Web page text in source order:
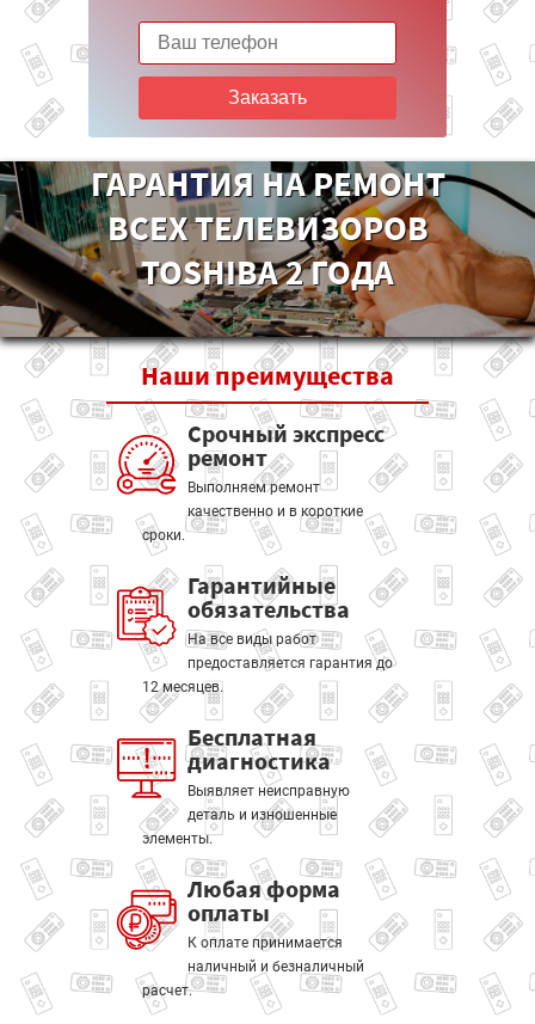
Заказать
ГАРАНТИЯ НА РЕМОНТ
ВСЕХ ТЕЛЕВИЗОРОВ
TOSHIBA 2 ГОДА
Нашипреимущества
Срочный экспресс
ремонт
Выполняем ремонт
качественно и в короткие
сроки.
Гарантийные
обязательства
На все виды работ
предоставляется гарантия до
12 месяцев.
Бесплатная
диагностика
Выявляет неисправную
деталь и изношенные
элементы.
Любая форма
оплаты
К оплате принимается
наличный и безналичный
расчет.